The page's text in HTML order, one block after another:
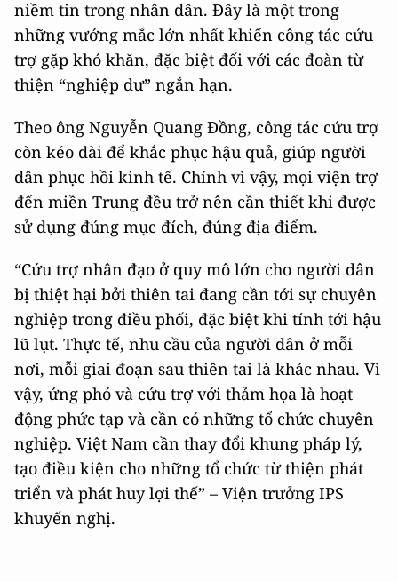
niềm tin trong nhân dân. Đây là một trong
những vướng mắc lớn nhất khiến công tác cứu
trợ gặp khó khăn, đặc biệt đối với các đoàn từ
thiện “nghiệp dư” ngắn hạn.
Theo ông Nguyễn Quang Đồng, công tác cứu trợ
còn kéo dài để khắc phục hậu quả, giúp người
dân phục hồi kinh tế. Chính vì vậy, mọi viện trợ
đến miền Trung đều trở nên cần thiết khi được
sử dụng đúng mục đích, đúng địa điểm.
“Cứu trợ nhân đạo ở quy mô lớn cho người dân
bị thiệt hại bởi thiên tai đang cần tới sự chuyên
nghiệp trong điều phối, đặc biệt khi tính tới hậu
lũ lụt. Thực tế, nhu cầu của người dân ở mỗi
nơi, mỗi giai đoạn sau thiên tai là khác nhau. Vì
vậy, ứng phó và cứu trợ với thảm họa là hoạt
động phức tạp và cần có những tổ chức chuyên
nghiệp. Việt Nam cần thay đổi khung pháp lý,
tạo điều kiện cho những tổ chức từ thiện phát
triển và phát huy lợi thế” – Viện trưởng IPS
khuyến nghị.